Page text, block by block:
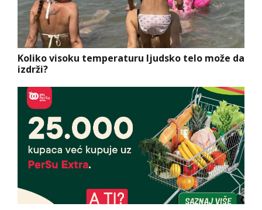
Koliko visoku temperaturu ljudsko telo može da
izdrži?